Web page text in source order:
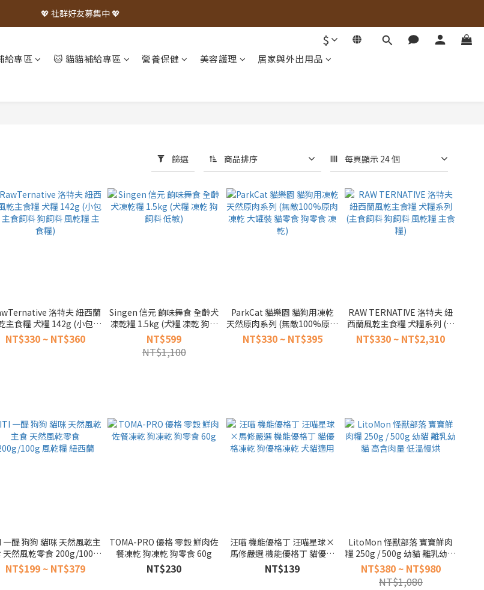
💖 社群好友募集中 💖
$
給專區 🐱 貓貓補給專區 營養保健 美容護理
居家與外出用品
篩選 商品排序 每頁顯示 24 個
洛特夫 紐西蘭
主食糧 犬糧 142g (小包裝
食飼料 狗飼料 風乾糧 主食
糧)
NT$330 ~ NT$360
Singen 信元 餉味舞食 全齡犬
凍乾糧 1.5kg (犬糧 凍乾 狗飼
料 低敏)
NT$599
NT$1,100
ParkCat 貓樂園 貓狗用凍乾
天然原肉系列 (無敵100%原肉
凍乾 大罐裝 貓零食 狗零食 凍
NT$330 ~ NT$395
RAW TERNATIVE 洛特夫 紐
西蘭風乾主食糧 犬糧系列 (主
食飼料 狗飼料 風乾糧 主食糧)
NT$330 ~ NT$2,310
一醍 狗狗 貓咪 天然風乾主
天然風乾零食 200g/100g
風乾糧 紐西蘭
NT$199 ~ NT$379
TOMA-PRO 優格 零穀 鮮肉佐
餐凍乾 狗凍乾 狗零食 60g
NT$230
汪喵 機能優格丁 汪喵星球×
馬修嚴選 機能優格丁 貓優格
凍乾 狗優格凍乾 犬貓適用
NT$139
LitoMon 怪獸部落 寶寶鮮肉
糧 250g / 500g 幼貓 離乳幼貓
高含肉量 低溫慢烘
NT$380 ~ NT$980
NT$1,080